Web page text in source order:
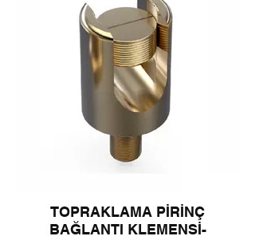
TOPRAKLAMA PİRİNÇ
BAĞLANTI KLEMENSİ-